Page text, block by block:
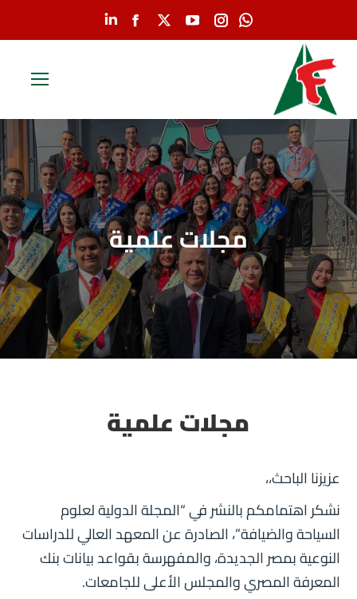
Whatsapp
page
window
Instagram
page
window
YouTube
page
window
page
window
Facebook
page
window
page
window
مجلات علمية
مجلات علمية
عزيزنا الباحث،،
نشكر اهتمامكم بالنشر في “المجلة الدولية لعلوم
السياحة والضيافة”، الصادرة عن المعهد العالي للدراسات
النوعية بمصر الجديدة، والمفهرسة بقواعد بيانات بنك
المعرفة المصري والمجلس الأعلى للجامعات.